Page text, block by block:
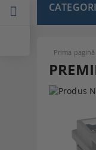
Prima pagină